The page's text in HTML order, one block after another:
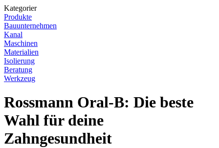
Kategorier
Produkte
Bauunternehmen
Kanal
Maschinen
Materialien
Isolierung
Beratung
Werkzeug
Rossmann Oral-B: Die beste
Wahl für deine
Zahngesundheit